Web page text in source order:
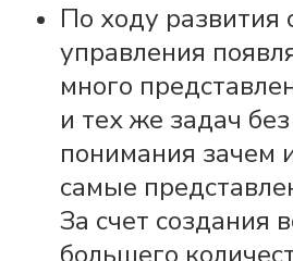
По ходу развития
управления
много
и тех же задач без
понимания зачем
самые
За счет создания